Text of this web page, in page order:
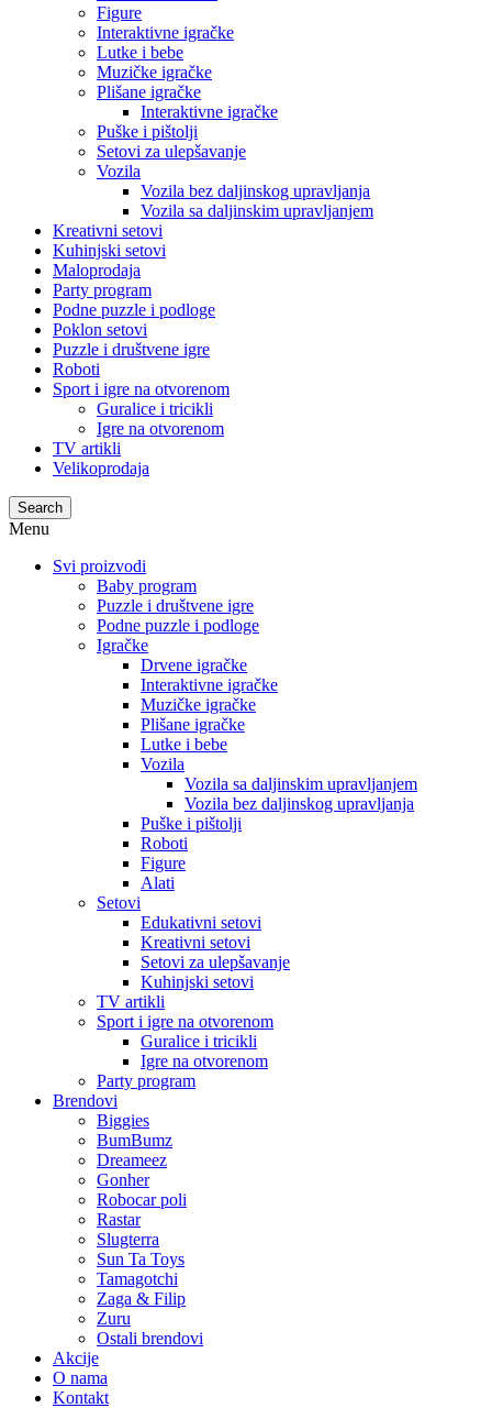
Figure
Interaktivne igračke
Lutke i bebe
Muzičke igračke
Plišane igračke
Interaktivne igračke
Puške i pištolji
Setovi za ulepšavanje
Vozila
Vozila bez daljinskog upravljanja
Vozila sa daljinskim upravljanjem
Kreativni setovi
Kuhinjski setovi
Maloprodaja
Party program
Podne puzzle i podloge
Poklon setovi
Puzzle i društvene igre
Roboti
Sport i igre na otvorenom
Guralice i tricikli
Igre na otvorenom
TV artikli
Velikoprodaja
Search
Menu
Svi proizvodi
Baby program
Puzzle i društvene igre
Podne puzzle i podloge
Igračke
Drvene igračke
Interaktivne igračke
Muzičke igračke
Plišane igračke
Lutke i bebe
Vozila
Vozila sa daljinskim upravljanjem
Vozila bez daljinskog upravljanja
Puške i pištolji
Roboti
Figure
Alati
Setovi
Edukativni setovi
Kreativni setovi
Setovi za ulepšavanje
Kuhinjski setovi
TV artikli
Sport i igre na otvorenom
Guralice i tricikli
Igre na otvorenom
Party program
Brendovi
Biggies
BumBumz
Dreameez
Gonher
Robocar poli
Rastar
Slugterra
Sun Ta Toys
Tamagotchi
Zaga & Filip
Zuru
Ostali brendovi
Akcije
O nama
Kontakt